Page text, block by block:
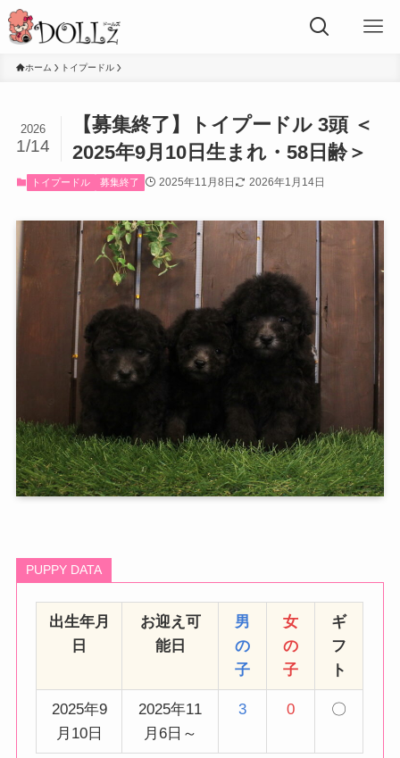
ホーム トイプードル
【募集終了】トイプードル 3頭 ＜
2025年9月10日生まれ・58日齢＞
2026
1/14
トイプードル 募集終了 2025年11月8日 2026年1月14日
PUPPY DATA
出生年月
日
お迎え可
能日
男
の
子
女
の
子
ギ
フ
ト
2025年9
月10日
2025年11
月6日～
3 0 〇